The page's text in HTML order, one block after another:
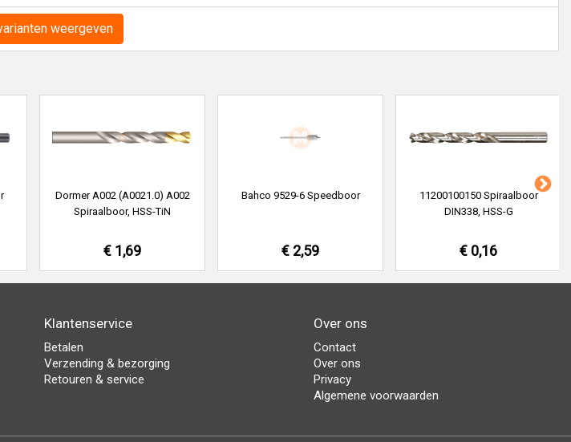
weergeven
Dormer A002 (A0021.0) A002
Spiraalboor, HSS-TiN
€ 1,69
Bahco 9529-6 Speedboor
€ 2,59
11200100150 Spiraalboor
DIN338, HSS-G
€ 0,16
Klantenservice
Betalen
Verzending & bezorging
Retouren & service
Over ons
Contact
Over ons
Privacy
Algemene voorwaarden